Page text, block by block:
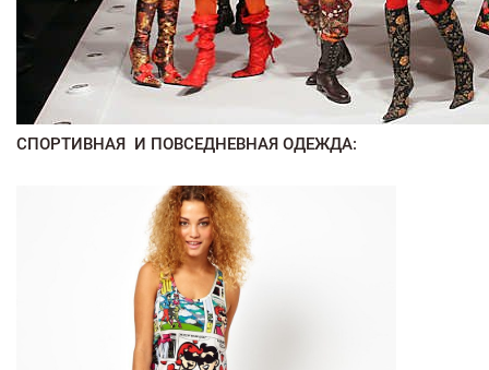
СПОРТИВНАЯ И ПОВСЕДНЕВНАЯ ОДЕЖДА: